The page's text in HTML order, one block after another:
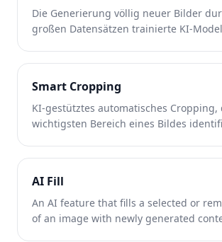
Die Generierung völlig neuer Bilder
großen Datensätzen trainierte KI-
fotorealistische oder künstlerische
Smart Cropping
KI-gestütztes automatisches Cropping,
wichtigsten Bereich eines Bildes
einrahmt.
AI Fill
An AI feature that fills a selected or
of an image with newly generated